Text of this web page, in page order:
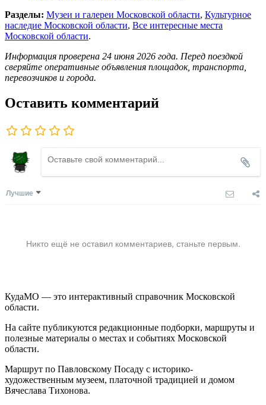
Разделы: Музеи и галереи Московской области, Культурное
наследие Московской области, Все интересные места
Московской области.
Информация проверена 24 июня 2026 года. Перед поездкой
сверяйте оперативные объявления площадок, транспорта,
перевозчиков и города.
Оставить комментарий
Лучшие
Никто ещё не оставил комментариев, станьте первым.
КудаМО — это интерактивный справочник Московской
области.
На сайте публикуются редакционные подборки, маршруты и
полезные материалы о местах и событиях Московской
области.
Маршрут по Павловскому Посаду с историко-
художественным музеем, платочной традицией и домом
Вячеслава Тихонова.